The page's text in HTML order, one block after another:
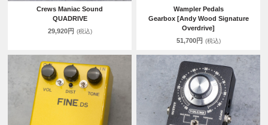
Crews Maniac Sound
QUADRIVE
29,920円 (税込)
Wampler Pedals
Gearbox [Andy Wood Signature
Overdrive]
51,700円 (税込)